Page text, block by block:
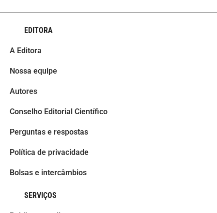
EDITORA
A Editora
Nossa equipe
Autores
Conselho Editorial Científico
Perguntas e respostas
Política de privacidade
Bolsas e intercâmbios
SERVIÇOS